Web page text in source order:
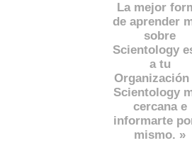
La mejor
de aprender
sobre
Scientology
a tu
Organización
Scientology
cercana e
informarte
mismo. »